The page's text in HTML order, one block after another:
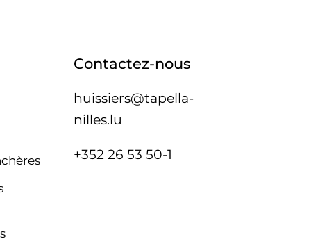
Contactez-nous
huissiers@tapella-
nilles.lu
+352 26 53 50-1